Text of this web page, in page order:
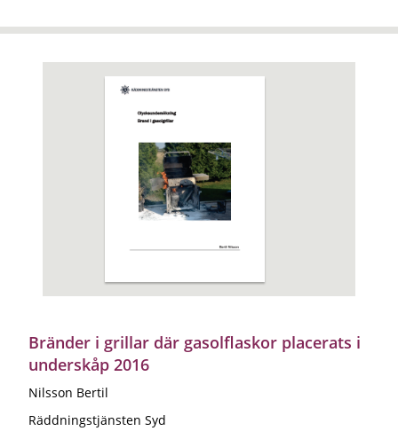
Bränder i grillar där gasolflaskor placerats i
underskåp 2016
Nilsson Bertil
Räddningstjänsten Syd